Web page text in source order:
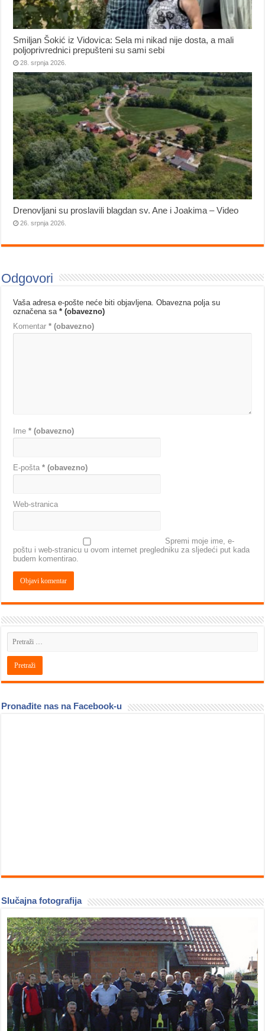
Smiljan Šokić iz Vidovica: Sela mi nikad nije dosta, a mali
poljoprivrednici prepušteni su sami sebi
28. srpnja 2026.
Drenovljani su proslavili blagdan sv. Ane i Joakima – Video
26. srpnja 2026.
Odgovori
Vaša adresa e-pošte neće biti objavljena. Obavezna polja su
označena sa* (obavezno)
Komentar* (obavezno)
Ime* (obavezno)
E-pošta* (obavezno)
Web-stranica
Spremi moje ime, e-
poštu i web-stranicu u ovom internet pregledniku za sljedeći put kada
budem komentirao.
Pronađite nas na Facebook-u
Slučajna fotografija